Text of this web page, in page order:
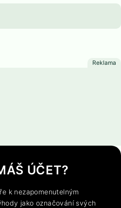
ÚČET?
k nezapomenutelným
jako označování svých